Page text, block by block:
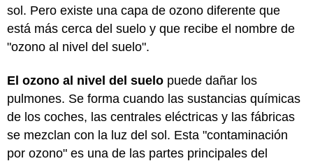
sol. Pero existe una capa de ozono diferente que
está más cerca del suelo y que recibe el nombre de
"ozono al nivel del suelo".
El ozono al nivel del suelo puede dañar los
pulmones. Se forma cuando las sustancias químicas
de los coches, las centrales eléctricas y las fábricas
se mezclan con la luz del sol. Esta "contaminación
por ozono" es una de las partes principales del